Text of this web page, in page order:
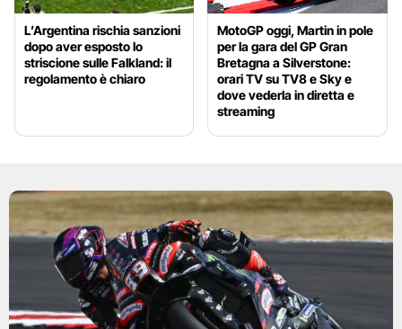
L’Argentina rischia sanzioni
dopo aver esposto lo
striscione sulle Falkland: il
regolamento è chiaro
MotoGP oggi, Martin in pole
per la gara del GP Gran
Bretagna a Silverstone:
orari TV su TV8 e Sky e
dove vederla in diretta e
streaming